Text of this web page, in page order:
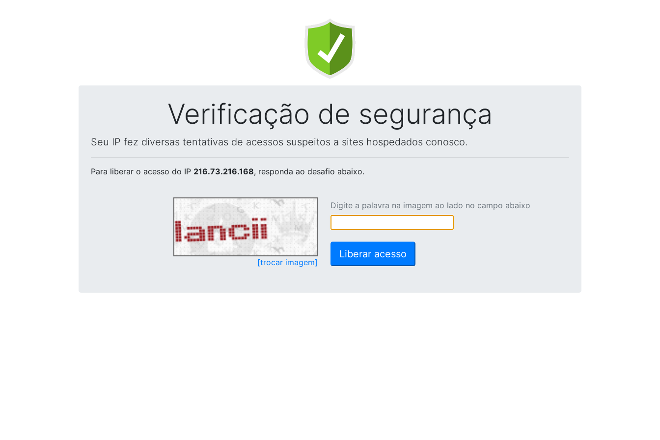
Verificação de segurança
Seu IP fez diversas tentativas de acessos suspeitos a sites hospedados conosco.
Para liberar o acesso do IP 216.73.216.168, responda ao desafio abaixo.
[trocar imagem]
Digite a palavra na imagem ao lado no campo abaixo